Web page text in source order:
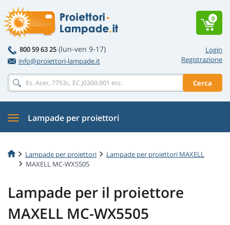
Login
Registrazione
800 59 63 25 (lun-ven 9-17)
info@proiettori-lampade.it
Cerca
0
Lampade per proiettori
Lampade per proiettori
Lampade per proiettori MAXELL
MAXELL MC-WX5505
Lampade per il proiettore
MAXELL MC-WX5505